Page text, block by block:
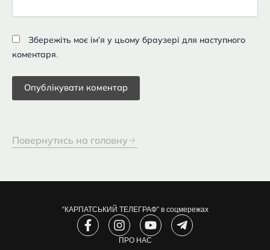
Збережіть моє ім'я у цьому браузері для наступного
коментаря.
Повернутись на головну
“КАРПАТСЬКИЙ ТЕЛЕГРАФ” в соцмережах
F
a
I
n
s
Y
o
u
T
e
ПРО НАС